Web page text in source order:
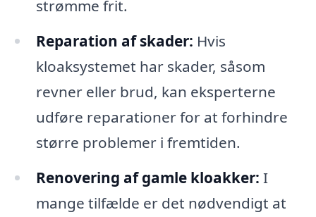
strømme frit.
Reparation af skader: Hvis
kloaksystemet har skader, såsom
revner eller brud, kan eksperterne
udføre reparationer for at forhindre
større problemer i fremtiden.
Renovering af gamle kloakker: I
mange tilfælde er det nødvendigt at